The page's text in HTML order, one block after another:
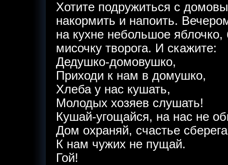
Хотите подружиться с
накормить и напоить.
на кухне небольшое
мисочку творога. И скажите:
Дедушко-домовушко,
Приходи к нам в домушко,
Хлеба у нас кушать,
Молодых хозяев слушать!
Кушай-угощайся, на нас не
Дом охраняй, счастье
К нам чужих не пущай.
Гой!